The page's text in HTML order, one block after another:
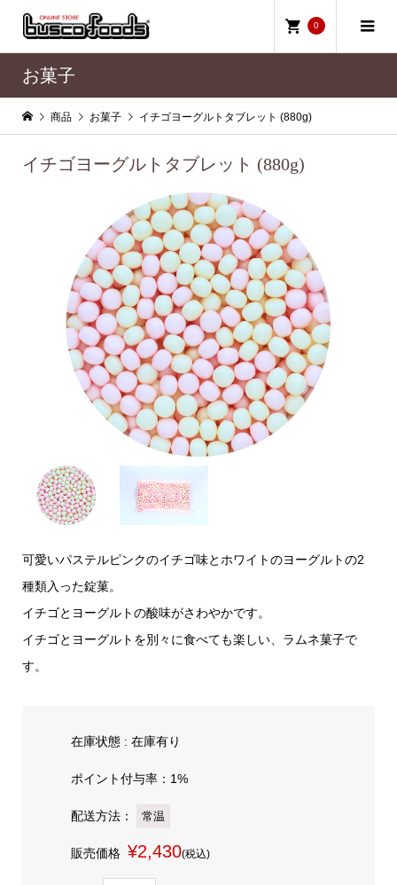
0
お菓子
商品 お菓子 イチゴヨーグルトタブレット (880g)
イチゴヨーグルトタブレット (880g)
可愛いパステルピンクのイチゴ味とホワイトのヨーグルトの2
種類入った錠菓。
イチゴとヨーグルトの酸味がさわやかです。
イチゴとヨーグルトを別々に食べても楽しい、ラムネ菓子で
す。
在庫状態 : 在庫有り
ポイント付与率：1%
配送方法： 常温
販売価格 ¥2,430(税込)